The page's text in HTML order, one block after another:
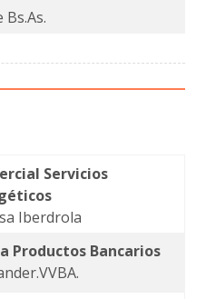
Servicios
Iberdrola
Productos Bancarios